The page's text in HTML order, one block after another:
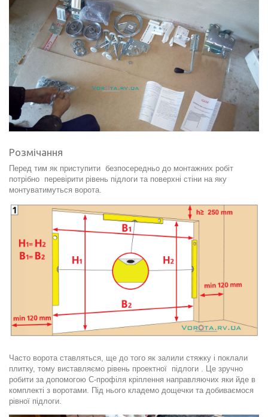
Розмічання
Перед тим як приступити безпосередньо до монтажних робіт
потрібно перевірити рівень підлоги та поверхні стіни на яку
монтуватимуться ворота.
Часто ворота ставляться, ще до того як залили стяжку і поклали
плитку, тому виставляємо рівень проектної підлоги . Це зручно
робити за допомогою С-профіля кріплення направляючих яки йде в
комплекті з воротами. Під нього кладемо дощечки та добиваємося
рівної підлоги.